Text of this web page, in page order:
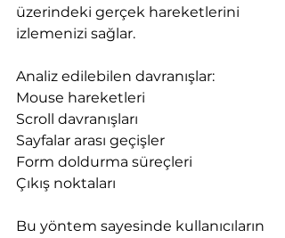
üzerindeki gerçek hareketlerini
izlemenizi sağlar.
Analiz edilebilen davranışlar:
Mouse hareketleri
Scroll davranışları
Sayfalar arası geçişler
Form doldurma süreçleri
Çıkış noktaları
Bu yöntem sayesinde kullanıcıların